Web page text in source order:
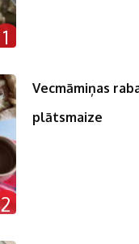
1
2
Vecmāmiņas
plātsmaize